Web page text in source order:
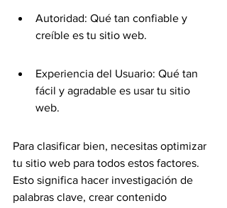
Autoridad: Qué tan confiable y
creíble es tu sitio web.
Experiencia del Usuario: Qué tan
fácil y agradable es usar tu sitio
web.
Para clasificar bien, necesitas optimizar
tu sitio web para todos estos factores.
Esto significa hacer investigación de
palabras clave, crear contenido